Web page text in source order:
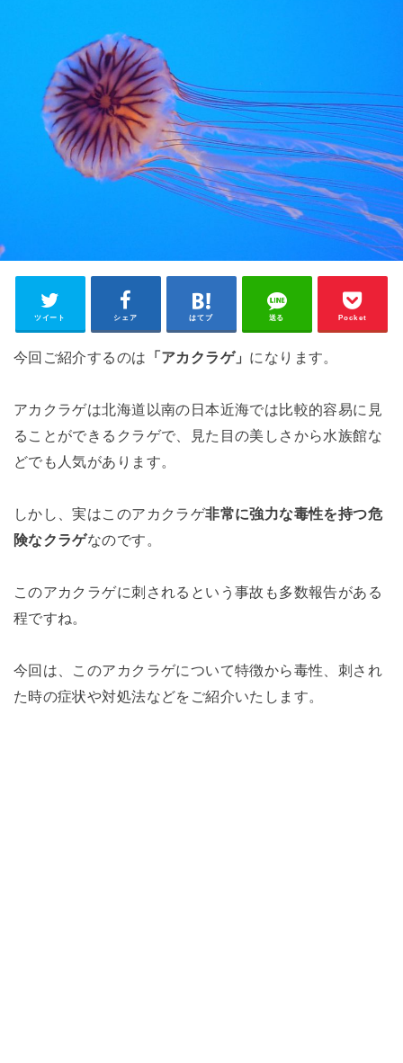
ツイート シェア はてブ 送る Pocket
今回ご紹介するのは 「アカクラゲ」 になります。
アカクラゲは北海道以南の日本近海では比較的容易に見
ることができるクラゲで、見た目の美しさから水族館な
どでも人気があります。
しかし、実はこのアカクラゲ非常に強力な毒性を持つ危
険なクラゲなのです。
このアカクラゲに刺されるという事故も多数報告がある
程ですね。
今回は、このアカクラゲについて特徴から毒性、刺され
た時の症状や対処法などをご紹介いたします。